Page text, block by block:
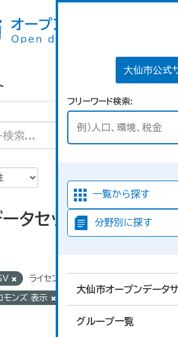
大仙市公式
フリーワード検索
一覧から探す
分野別に探す
大仙市オープンデータ
グループ一覧
タセットが見つか
ライセンス:
モンズ 表示